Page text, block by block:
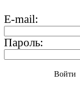
E-mail:
Пароль:
Войти